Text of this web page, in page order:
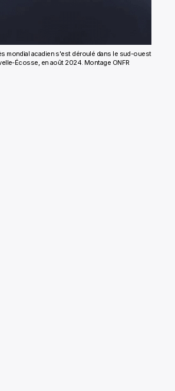
mondial acadien s'est déroulé dans le sud-ouest
Écosse, en août 2024. Montage ONFR